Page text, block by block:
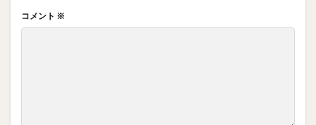
コメント ※